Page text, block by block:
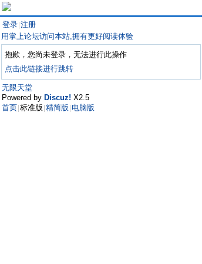
登录 注册
用掌上论坛访问本站,拥有更好阅读体验
抱歉，您尚未登录，无法进行此操作
点击此链接进行跳转
无限天堂
Powered by Discuz! X2.5
首页 标准版 精简版 电脑版